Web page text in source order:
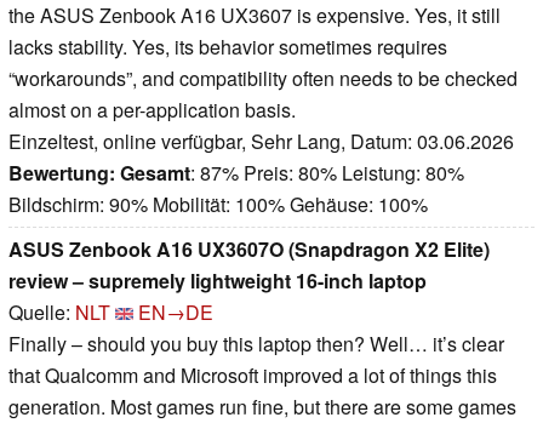
the ASUS Zenbook A16 UX3607 is expensive. Yes, it still
lacks stability. Yes, its behavior sometimes requires
“workarounds”, and compatibility often needs to be checked
almost on a per-application basis.
Einzeltest, online verfügbar, Sehr Lang, Datum: 03.06.2026
Bewertung: Gesamt: 87% Preis: 80% Leistung: 80%
Bildschirm: 90% Mobilität: 100% Gehäuse: 100%
ASUS Zenbook A16 UX3607O (Snapdragon X2 Elite)
review – supremely lightweight 16-inch laptop
Quelle: NLT
EN→DE
Finally – should you buy this laptop then? Well… it’s clear
that Qualcomm and Microsoft improved a lot of things this
generation. Most games run fine, but there are some games